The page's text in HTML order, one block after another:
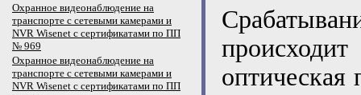
Охранное видеонаблюдение на
транспорте с сетевыми камерами и
NVR Wisenet с сертификатами по ПП
№ 969
Охранное видеонаблюдение на
транспорте с сетевыми камерами и
NVR Wisenet с сертификатами по ПП
оптическая